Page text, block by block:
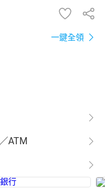
一鍵全領
ATM